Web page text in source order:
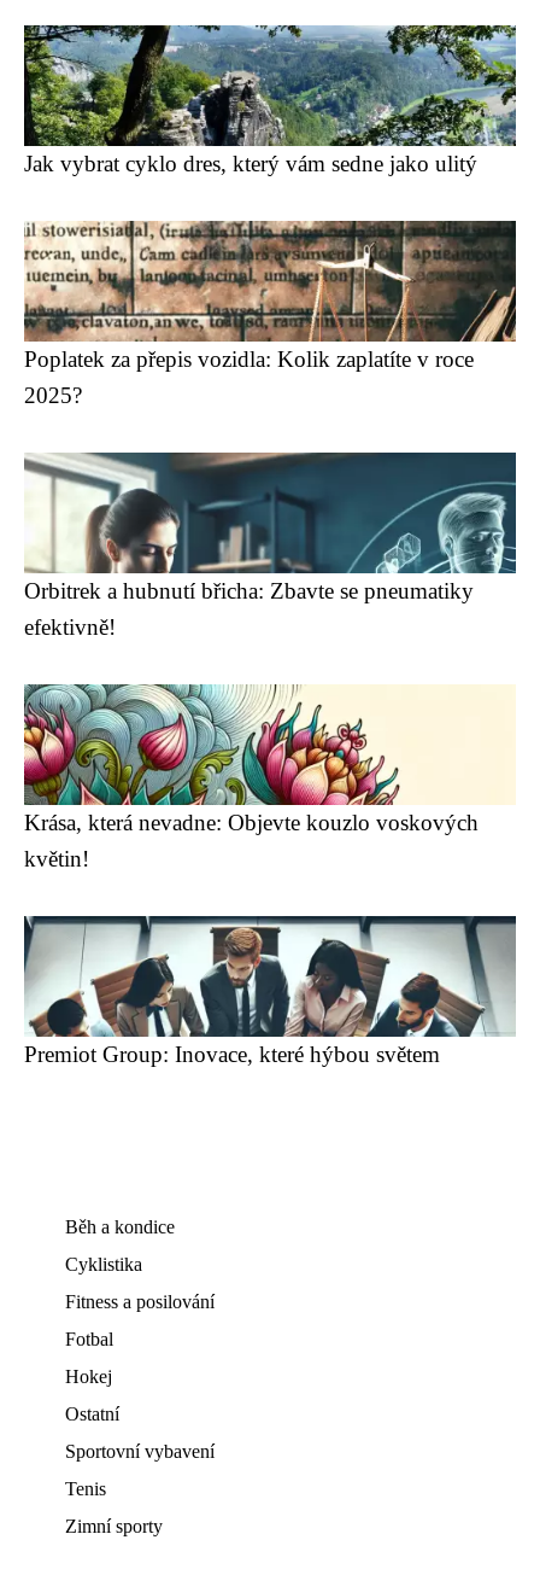
Jak vybrat cyklo dres, který vám sedne jako ulitý
Poplatek za přepis vozidla: Kolik zaplatíte v roce
2025?
Orbitrek a hubnutí břicha: Zbavte se pneumatiky
efektivně!
Krása, která nevadne: Objevte kouzlo voskových
květin!
Premiot Group: Inovace, které hýbou světem
Běh a kondice
Cyklistika
Fitness a posilování
Fotbal
Hokej
Ostatní
Sportovní vybavení
Tenis
Zimní sporty